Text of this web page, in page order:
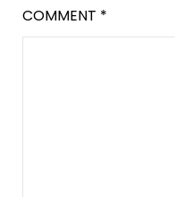
COMMENT *